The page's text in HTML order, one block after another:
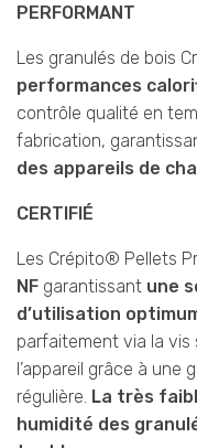
PERFORMANT
Les granulés de bois
performances
contrôle qualité en
fabrication,
des appareils de
CERTIFIÉ
Les Crépito® Pellets
NF garantissant une
d’utilisation
parfaitement via la vis
l’appareil grâce à
régulière. La très
humidité des